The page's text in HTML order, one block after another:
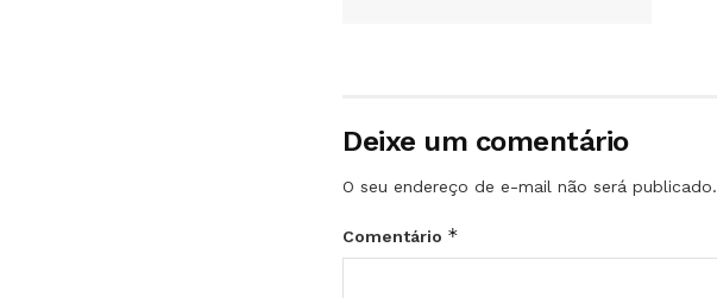
Deixe um comentário
O seu endereço de e-mail não será publicado.
Comentário *